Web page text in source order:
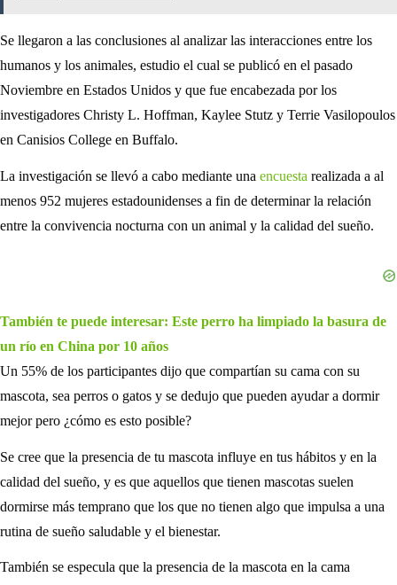
Se llegaron a las conclusiones al analizar las interacciones entre los
humanos y los animales, estudio el cual se publicó en el pasado
Noviembre en Estados Unidos y que fue encabezada por los
investigadores Christy L. Hoffman, Kaylee Stutz y Terrie Vasilopoulos
en Canisios College en Buffalo.
La investigación se llevó a cabo mediante una encuesta realizada a al
menos 952 mujeres estadounidenses a fin de determinar la relación
entre la convivencia nocturna con un animal y la calidad del sueño.
También te puede interesar: Este perro ha limpiado la basura de
un río en China por 10 años
Un 55% de los participantes dijo que compartían su cama con su
mascota, sea perros o gatos y se dedujo que pueden ayudar a dormir
mejor pero ¿cómo es esto posible?
Se cree que la presencia de tu mascota influye en tus hábitos y en la
calidad del sueño, y es que aquellos que tienen mascotas suelen
dormirse más temprano que los que no tienen algo que impulsa a una
rutina de sueño saludable y el bienestar.
También se especula que la presencia de la mascota en la cama